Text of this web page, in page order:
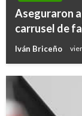
Aseguraron
carrusel de
Iván Briceño